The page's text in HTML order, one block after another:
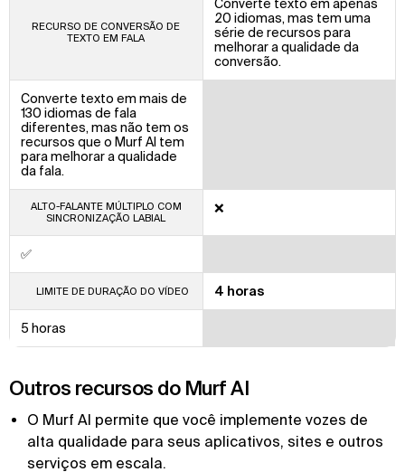
RECURSO DE CONVERSÃO DE
TEXTO EM FALA
Converte texto em apenas
20 idiomas, mas tem uma
série de recursos para
melhorar a qualidade da
conversão.
Converte texto em mais de
130 idiomas de fala
diferentes, mas não tem os
recursos que o Murf AI tem
para melhorar a qualidade
da fala.
ALTO-FALANTE MÚLTIPLO COM
SINCRONIZAÇÃO LABIAL
❌
✅
LIMITE DE DURAÇÃO DO VÍDEO 4 horas
5 horas
Outros recursos do Murf AI
O Murf AI permite que você implemente vozes de
alta qualidade para seus aplicativos, sites e outros
serviços em escala.